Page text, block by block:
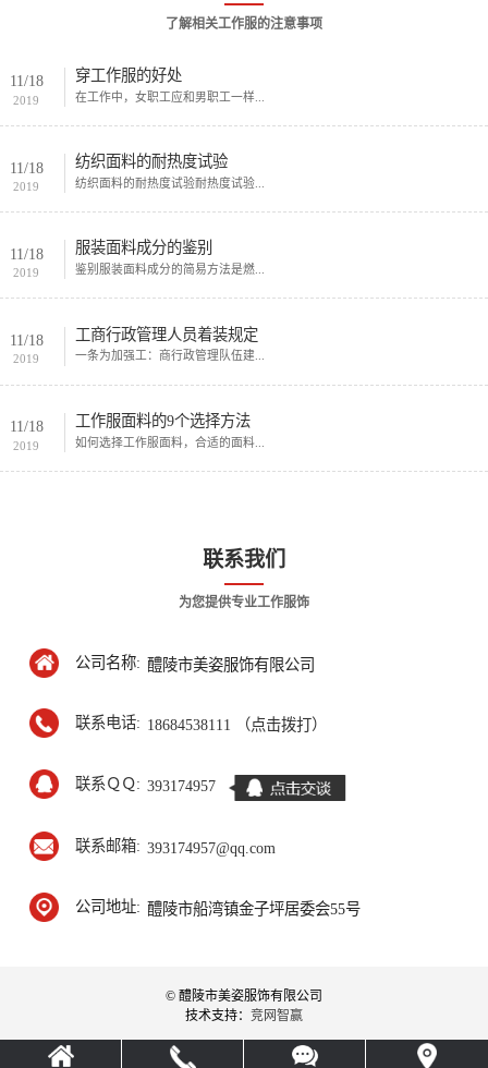
了解相关工作服的注意事项
11/18
2019
穿工作服的好处
在工作中，女职工应和男职工一样...
11/18
2019
纺织面料的耐热度试验
纺织面料的耐热度试验耐热度试验...
11/18
2019
服装面料成分的鉴别
鉴别服装面料成分的简易方法是燃...
11/18
2019
工商行政管理人员着装规定
一条为加强工：商行政管理队伍建...
11/18
2019
工作服面料的9个选择方法
如何选择工作服面料，合适的面料...
联系我们
为您提供专业工作服饰
公司名称: 醴陵市美姿服饰有限公司
联系电话: 18684538111 （点击拨打）
联系ＱＱ: 393174957
联系邮箱: 393174957@qq.com
公司地址: 醴陵市船湾镇金子坪居委会55号
© 醴陵市美姿服饰有限公司
技术支持： 竞网智赢